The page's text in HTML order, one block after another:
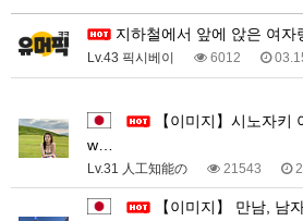
지하철에서 앞에 앉은 여자
Lv.43 픽시베이 6012
w…
Lv.31 人工知能の 21543